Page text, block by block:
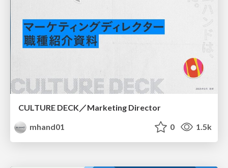
CULTURE DECK／Marketing Director
mhand01
0 1.5k